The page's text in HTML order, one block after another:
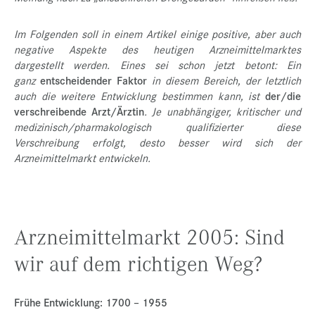
Im Folgenden soll in einem Artikel einige positive, aber auch
negative Aspekte des heutigen Arzneimittelmarktes
dargestellt werden. Eines sei schon jetzt betont: Ein
ganz entscheidender Faktor in diesem Bereich, der letztlich
auch die weitere Entwicklung bestimmen kann, ist der/die
verschreibende Arzt/Ärztin. Je unabhängiger, kritischer und
medizinisch/pharmakologisch qualifizierter diese
Verschreibung erfolgt, desto besser wird sich der
Arzneimittelmarkt entwickeln.
Arzneimittelmarkt 2005: Sind
wir auf dem richtigen Weg?
Frühe Entwicklung: 1700 – 1955